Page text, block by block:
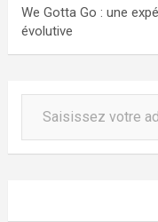
We Gotta Go : une
évolutive
Saisissez votre adresse e-mail…